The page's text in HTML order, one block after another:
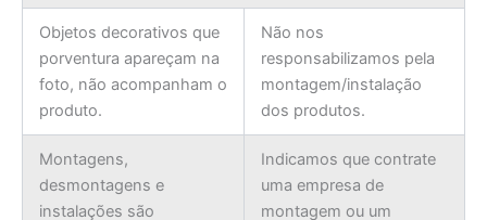
Objetos decorativos que
porventura apareçam na
foto, não acompanham o
produto.
Não nos
responsabilizamos pela
montagem/instalação
dos produtos.
Montagens,
desmontagens e
instalações são
Indicamos que contrate
uma empresa de
montagem ou um